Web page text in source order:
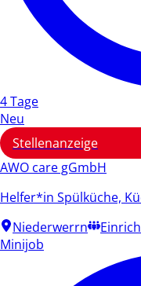
4 Tage
Neu
Stellenanzeige
AWO care gGmbH
Helfer*in Spülküche,
Niederwerrn
Minijob